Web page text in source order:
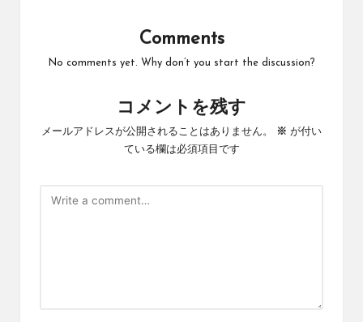
Comments
No comments yet. Why don’t you start the discussion?
コメントを残す
メールアドレスが公開されることはありません。 ※ が付い
ている欄は必須項目です